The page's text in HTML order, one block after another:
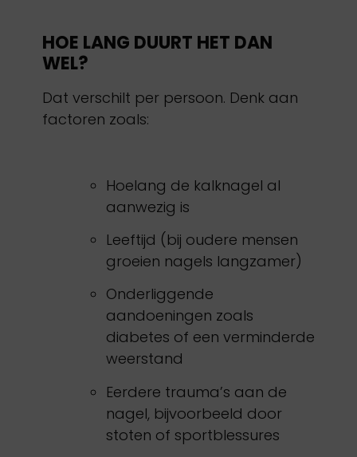
HOE LANG DUURT HET DAN
WEL?
Dat verschilt per persoon. Denk aan
factoren zoals:
Hoelang de kalknagel al
aanwezig is
Leeftijd (bij oudere mensen
groeien nagels langzamer)
Onderliggende
aandoeningen zoals
diabetes of een verminderde
weerstand
Eerdere trauma’s aan de
nagel, bijvoorbeeld door
stoten of sportblessures